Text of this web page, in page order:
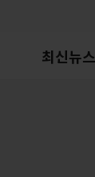
최신뉴스